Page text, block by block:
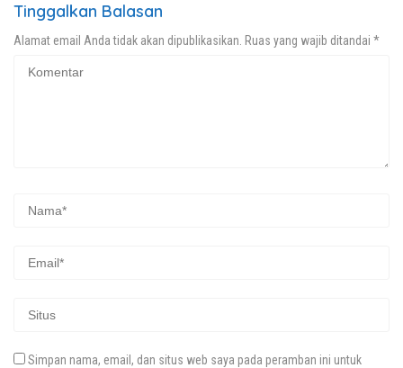
Tinggalkan Balasan
Alamat email Anda tidak akan dipublikasikan. Ruas yang wajib ditandai *
Simpan nama, email, dan situs web saya pada peramban ini untuk